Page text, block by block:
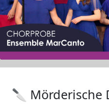
🔪 Mörderische